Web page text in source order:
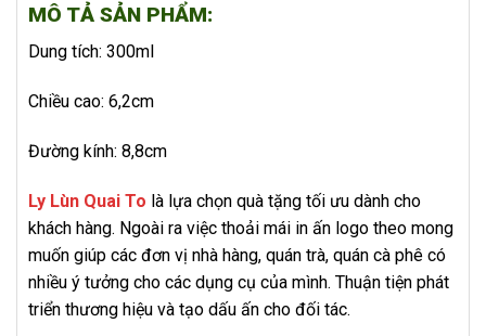
MÔ TẢ SẢN PHẨM:
Dung tích: 300ml
Chiều cao: 6,2cm
Đường kính: 8,8cm
Ly Lùn Quai To là lựa chọn quà tặng tối ưu dành cho
khách hàng. Ngoài ra việc thoải mái in ấn logo theo mong
muốn giúp các đơn vị nhà hàng, quán trà, quán cà phê có
nhiều ý tưởng cho các dụng cụ của mình. Thuận tiện phát
triển thương hiệu và tạo dấu ấn cho đối tác.